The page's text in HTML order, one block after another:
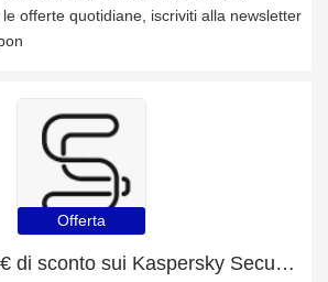
offerte quotidiane, iscriviti alla newsletter
Offerta
Ottieni fino al 9€ di sconto sui Kaspersky Secure Connection